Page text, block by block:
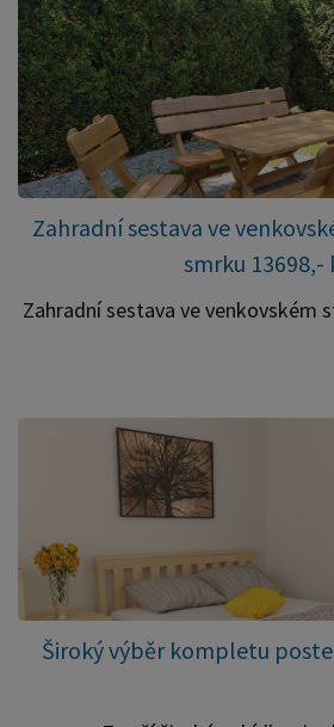
Zahradní sestava ve
smrku 13698,-
Zahradní sestava ve venkovském
Široký výběr kompletu